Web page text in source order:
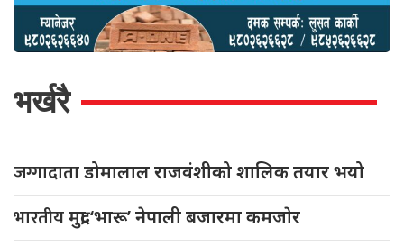
भर्खरै
जग्गादाताडोमालाल राजवंशीको शालिक तयार भयो
भारतीयमुद्रा ‘भारू’ नेपाली बजारमा कमजाेर